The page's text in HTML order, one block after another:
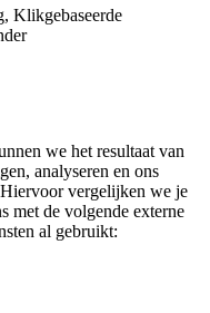
Klikgebaseerde
we het resultaat van
analyseren en ons
vergelijken we je
met de volgende externe
al gebruikt: